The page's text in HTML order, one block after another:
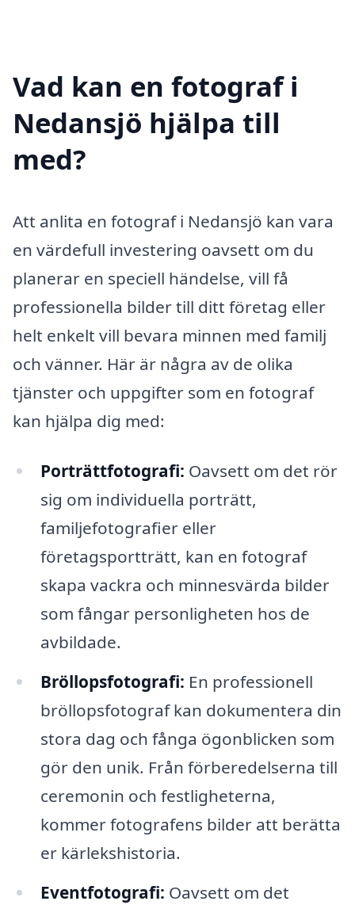
Vad kan en fotograf i
Nedansjö hjälpa till
med?
Att anlita en fotograf i Nedansjö kan vara
en värdefull investering oavsett om du
planerar en speciell händelse, vill få
professionella bilder till ditt företag eller
helt enkelt vill bevara minnen med familj
och vänner. Här är några av de olika
tjänster och uppgifter som en fotograf
kan hjälpa dig med:
Porträttfotografi: Oavsett om det rör
sig om individuella porträtt,
familjefotografier eller
företagsportträtt, kan en fotograf
skapa vackra och minnesvärda bilder
som fångar personligheten hos de
avbildade.
Bröllopsfotografi: En professionell
bröllopsfotograf kan dokumentera din
stora dag och fånga ögonblicken som
gör den unik. Från förberedelserna till
ceremonin och festligheterna,
kommer fotografens bilder att berätta
er kärlekshistoria.
Eventfotografi: Oavsett om det